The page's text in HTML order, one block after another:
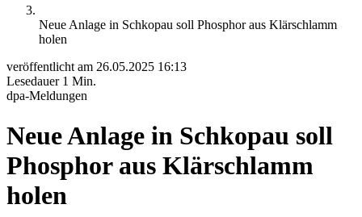
Neue Anlage in Schkopau soll Phosphor aus Klärschlamm
holen
veröffentlicht am 26.05.2025 16:13
Lesedauer 1 Min.
dpa-Meldungen
Neue Anlage in Schkopau soll
Phosphor aus Klärschlamm
holen